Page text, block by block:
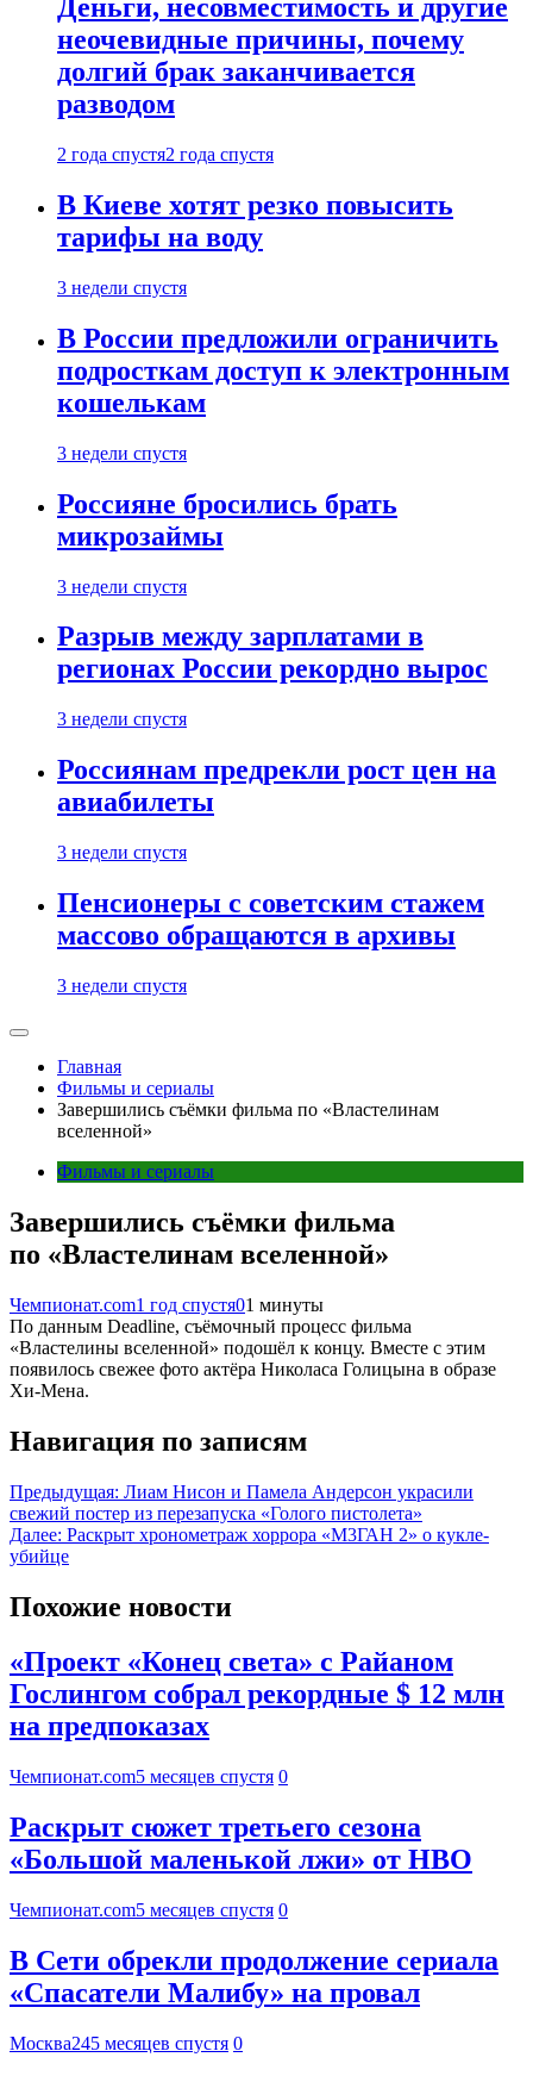
Деньги, несовместимость и другие
неочевидные причины, почему
долгий брак заканчивается
разводом
2 года спустя2 года спустя
В Киеве хотят резко повысить
тарифы на воду
3 недели спустя
В России предложили ограничить
подросткам доступ к электронным
кошелькам
3 недели спустя
Россияне бросились брать
микрозаймы
3 недели спустя
Разрыв между зарплатами в
регионах России рекордно вырос
3 недели спустя
Россиянам предрекли рост цен на
авиабилеты
3 недели спустя
Пенсионеры с советским стажем
массово обращаются в архивы
3 недели спустя
Главная
Фильмы и сериалы
Завершились съёмки фильма по «Властелинам
вселенной»
Фильмы и сериалы
Завершились съёмки фильма
по «Властелинам вселенной»
Чемпионат.com1 год спустя01 минуты
По данным Deadline, съёмочный процесс фильма
«Властелины вселенной» подошёл к концу. Вместе с этим
появилось свежее фото актёра Николаса Голицына в образе
Хи-Мена.
Навигация по записям
Предыдущая: Лиам Нисон и Памела Андерсон украсили
свежий постер из перезапуска «Голого пистолета»
Далее: Раскрыт хронометраж хоррора «М3ГАН 2» о кукле-
убийце
Похожие новости
«Проект «Конец света» с Райаном
Гослингом собрал рекордные $ 12 млн
на предпоказах
Чемпионат.com5 месяцев спустя 0
Раскрыт сюжет третьего сезона
«Большой маленькой лжи» от HBO
Чемпионат.com5 месяцев спустя 0
В Сети обрекли продолжение сериала
«Спасатели Малибу» на провал
Москва245 месяцев спустя 0